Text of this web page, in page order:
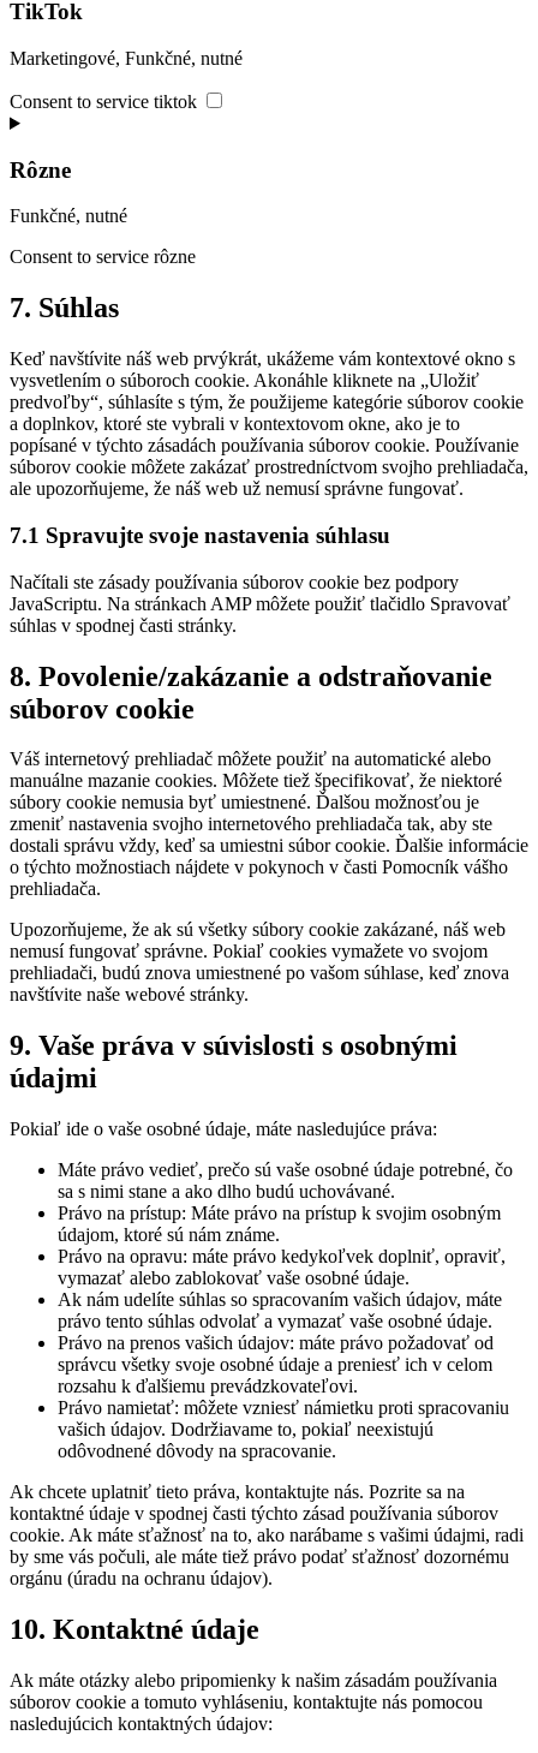
TikTok
Marketingové, Funkčné, nutné
Consent to service tiktok
Rôzne
Funkčné, nutné
Consent to service rôzne
7. Súhlas
Keď navštívite náš web prvýkrát, ukážeme vám kontextové okno s
vysvetlením o súboroch cookie. Akonáhle kliknete na „Uložiť
predvoľby“, súhlasíte s tým, že použijeme kategórie súborov cookie
a doplnkov, ktoré ste vybrali v kontextovom okne, ako je to
popísané v týchto zásadách používania súborov cookie. Používanie
súborov cookie môžete zakázať prostredníctvom svojho prehliadača,
ale upozorňujeme, že náš web už nemusí správne fungovať.
7.1 Spravujte svoje nastavenia súhlasu
Načítali ste zásady používania súborov cookie bez podpory
JavaScriptu. Na stránkach AMP môžete použiť tlačidlo Spravovať
súhlas v spodnej časti stránky.
8. Povolenie/zakázanie a odstraňovanie
súborov cookie
Váš internetový prehliadač môžete použiť na automatické alebo
manuálne mazanie cookies. Môžete tiež špecifikovať, že niektoré
súbory cookie nemusia byť umiestnené. Ďalšou možnosťou je
zmeniť nastavenia svojho internetového prehliadača tak, aby ste
dostali správu vždy, keď sa umiestni súbor cookie. Ďalšie informácie
o týchto možnostiach nájdete v pokynoch v časti Pomocník vášho
prehliadača.
Upozorňujeme, že ak sú všetky súbory cookie zakázané, náš web
nemusí fungovať správne. Pokiaľ cookies vymažete vo svojom
prehliadači, budú znova umiestnené po vašom súhlase, keď znova
navštívite naše webové stránky.
9. Vaše práva v súvislosti s osobnými
údajmi
Pokiaľ ide o vaše osobné údaje, máte nasledujúce práva:
Máte právo vedieť, prečo sú vaše osobné údaje potrebné, čo
sa s nimi stane a ako dlho budú uchovávané.
Právo na prístup: Máte právo na prístup k svojim osobným
údajom, ktoré sú nám známe.
Právo na opravu: máte právo kedykoľvek doplniť, opraviť,
vymazať alebo zablokovať vaše osobné údaje.
Ak nám udelíte súhlas so spracovaním vašich údajov, máte
právo tento súhlas odvolať a vymazať vaše osobné údaje.
Právo na prenos vašich údajov: máte právo požadovať od
správcu všetky svoje osobné údaje a preniesť ich v celom
rozsahu k ďalšiemu prevádzkovateľovi.
Právo namietať: môžete vzniesť námietku proti spracovaniu
vašich údajov. Dodržiavame to, pokiaľ neexistujú
odôvodnené dôvody na spracovanie.
Ak chcete uplatniť tieto práva, kontaktujte nás. Pozrite sa na
kontaktné údaje v spodnej časti týchto zásad používania súborov
cookie. Ak máte sťažnosť na to, ako narábame s vašimi údajmi, radi
by sme vás počuli, ale máte tiež právo podať sťažnosť dozornému
orgánu (úradu na ochranu údajov).
10. Kontaktné údaje
Ak máte otázky alebo pripomienky k našim zásadám používania
súborov cookie a tomuto vyhláseniu, kontaktujte nás pomocou
nasledujúcich kontaktných údajov: